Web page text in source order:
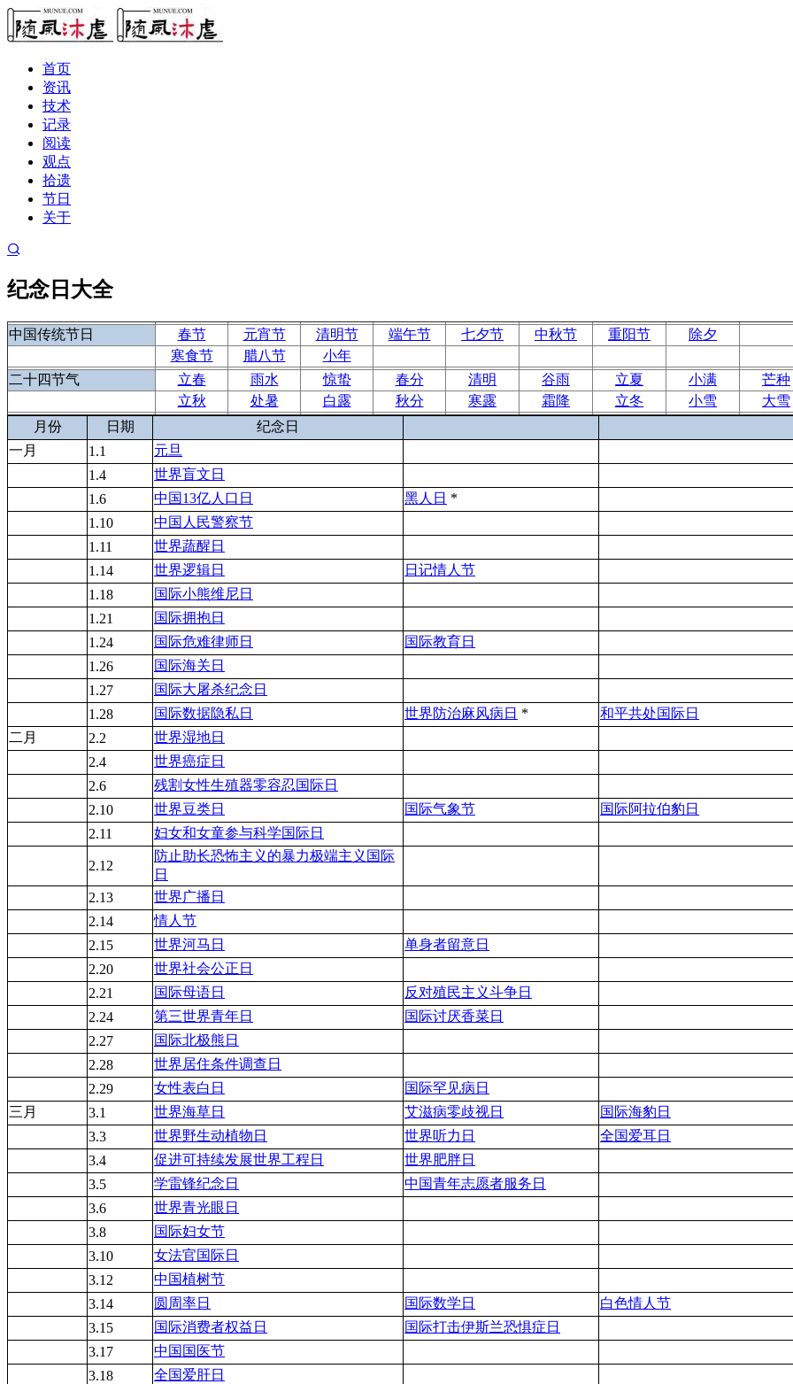
首页
资讯
技术
记录
阅读
观点
拾遗
节日
关于
纪念日大全
中国传统节日 春节 元宵节 清明节 端午节 七夕节 中秋节 重阳节
除夕
寒食节
腊八节
小年
二十四节气
立春 雨水 惊蛰 春分 清明 谷雨 立夏 小满 芒种
立秋
处暑 白露 秋分 寒露 霜降 立冬 小雪 大雪
月份
日期
纪念日
一月
1.1
元旦
1.4
世界盲文日
1.6
中国13亿人口日 黑人日 *
1.10
中国人民警察节
1.11
世界蔬醒日
1.14
世界逻辑日
日记情人节
1.18
国际小熊维尼日
1.21
国际拥抱日
1.24
国际危难律师日
国际教育日
1.26
国际海关日
1.27
国际大屠杀纪念日
1.28
国际数据隐私日 世界防治麻风病日 *
和平共处国际日
二月
2.2
世界湿地日
2.4
世界癌症日
2.6
残割女性生殖器零容忍国际日
2.10
世界豆类日 国际气象节
国际阿拉伯豹日
2.11
妇女和女童参与科学国际日
2.12
防止助长恐怖主义的暴力极端主义国际
日
2.13
世界广播日
2.14
情人节
2.15
世界河马日
单身者留意日
2.20
世界社会公正日
2.21
国际母语日
反对殖民主义斗争日
2.24
第三世界青年日
国际讨厌香菜日
2.27
国际北极熊日
2.28
世界居住条件调查日
2.29
女性表白日
国际罕见病日
三月
3.1 世界海草日 艾滋病零歧视日 国际海豹日
3.3
世界野生动植物日 世界听力日
全国爱耳日
3.4
促进可持续发展世界工程日
世界肥胖日
3.5
学雷锋纪念日
中国青年志愿者服务日
3.6
世界青光眼日
3.8
国际妇女节
3.10
女法官国际日
3.12
中国植树节
3.14
圆周率日 国际数学日 白色情人节
3.15
国际消费者权益日
国际打击伊斯兰恐惧症日
3.17
中国国医节
3.18
全国爱肝日